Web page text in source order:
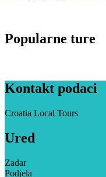
Popularne ture
Kontakt podaci
Croatia Local Tours
Ured
Zadar
Podjela